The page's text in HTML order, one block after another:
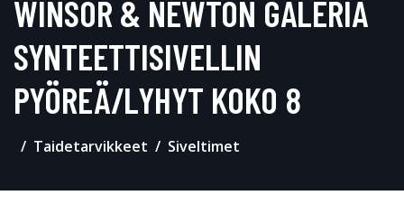
WINSOR & NEWTON GALERIA
SYNTEETTISIVELLIN
PYÖREÄ/LYHYT KOKO 8
Taidetarvikkeet Siveltimet